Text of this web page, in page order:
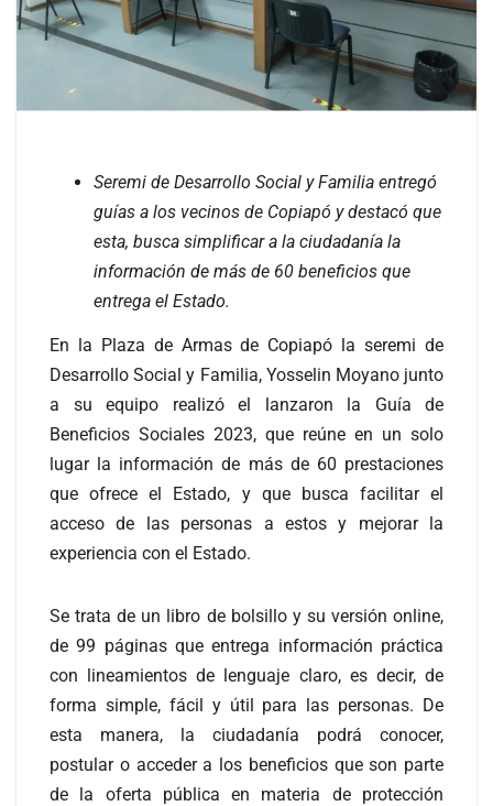
Seremi de Desarrollo Social y Familia entregó
guías a los vecinos de Copiapó y destacó que
esta, busca simplificar a la ciudadanía la
información de más de 60 beneficios que
entrega el Estado.
En la Plaza de Armas de Copiapó la seremi de
Desarrollo Social y Familia, Yosselin Moyano junto
a su equipo realizó el lanzaron la Guía de
Beneficios Sociales 2023, que reúne en un solo
lugar la información de más de 60 prestaciones
que ofrece el Estado, y que busca facilitar el
acceso de las personas a estos y mejorar la
experiencia con el Estado.
Se trata de un libro de bolsillo y su versión online,
de 99 páginas que entrega información práctica
con lineamientos de lenguaje claro, es decir, de
forma simple, fácil y útil para las personas. De
esta manera, la ciudadanía podrá conocer,
postular o acceder a los beneficios que son parte
de la oferta pública en materia de protección